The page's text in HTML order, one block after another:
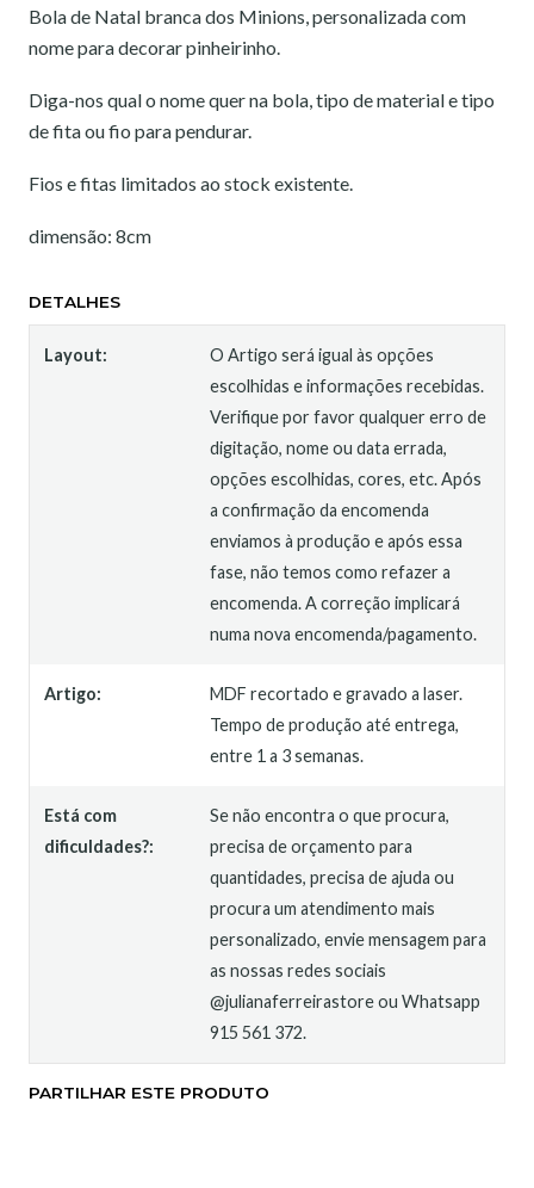
Bola de Natal branca dos Minions, personalizada com
nome para decorar pinheirinho.
Diga-nos qual o nome quer na bola, tipo de material e tipo
de fita ou fio para pendurar.
Fios e fitas limitados ao stock existente.
dimensão: 8cm
DETALHES
Layout:
O Artigo será igual às opções
escolhidas e informações recebidas.
Verifique por favor qualquer erro de
digitação, nome ou data errada,
opções escolhidas, cores, etc. Após
a confirmação da encomenda
enviamos à produção e após essa
fase, não temos como refazer a
encomenda. A correção implicará
numa nova encomenda/pagamento.
Artigo:
MDF recortado e gravado a laser.
Tempo de produção até entrega,
entre 1 a 3 semanas.
Está com
dificuldades?:
Se não encontra o que procura,
precisa de orçamento para
quantidades, precisa de ajuda ou
procura um atendimento mais
personalizado, envie mensagem para
as nossas redes sociais
@julianaferreirastore ou Whatsapp
915 561 372.
PARTILHAR ESTE PRODUTO